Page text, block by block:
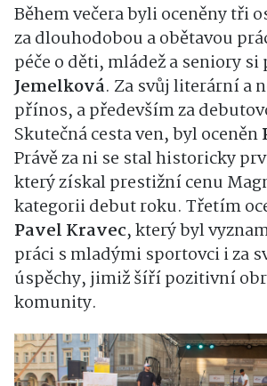
Během večera byli oceněny tři
za dlouhodobou a obětavou
péče o děti, mládež a seniory si
Jemelková. Za svůj literární a
přínos, a především za
Skutečná cesta ven, byl oceněn
Právě za ni se stal historicky
který získal prestižní cenu
kategorii debut roku. Třetím
Pavel Kravec, který byl
práci s mladými sportovci i za
úspěchy, jimiž šíří pozitivní
komunity.